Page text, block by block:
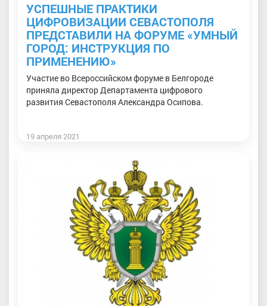
УСПЕШНЫЕ ПРАКТИКИ
ЦИФРОВИЗАЦИИ СЕВАСТОПОЛЯ
ПРЕДСТАВИЛИ НА ФОРУМЕ «УМНЫЙ
ГОРОД: ИНСТРУКЦИЯ ПО
ПРИМЕНЕНИЮ»
Участие во Всероссийском форуме в Белгороде
приняла директор Департамента цифрового
развития Севастополя Александра Осипова.
19 апреля 2021